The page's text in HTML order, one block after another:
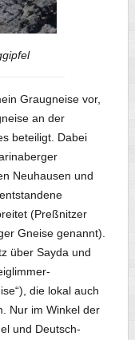
Graugneise vor,
an der
beteiligt. Dabei
Neuhausen und
(Preßnitzer
Gneise genannt).
über Sayda und
die lokal auch
Nur im Winkel der
und Deutsch-